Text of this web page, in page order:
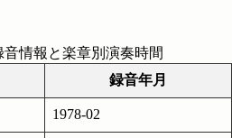
情報と楽章別演奏時間
録音年月
1978-02